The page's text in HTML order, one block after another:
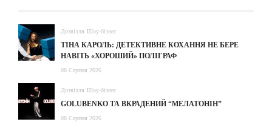
Дозвілля Шоу-бізнес
ТІНА КАРОЛЬ: ДЕТЕКТИВНЕ КОХАННЯ НЕ БЕРЕ
НАВІТЬ «ХОРОШИЙ» ПОЛІГРАФ
08 Серпня 2026
Дозвілля Шоу-бізнес
GOLUBENKO ТА ВКРАДЕНИЙ “МЕЛАТОНІН”
08 Серпня 2026